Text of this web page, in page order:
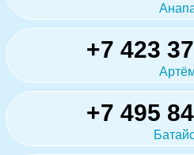
+7 423
+7 495